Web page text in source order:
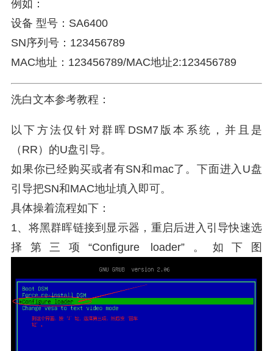
例如：
设备 型号：SA6400
SN序列号：123456789
MAC地址：123456789/MAC地址2:123456789
洗白文本参考教程：
以下方法仅针对群晖DSM7版本系统，并且是
（RR）的U盘引导。
如果你已经购买或者有SN和mac了。下面进入U盘
引导把SN和MAC地址填入即可。
具体操着流程如下：
1、将黑群晖链接到显示器，重启后进入引导快速选
择第三项“Configure loader”。如下图